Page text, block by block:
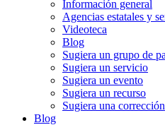
Información general
Agencias estatales y
Videoteca
Blog
Sugiera un grupo de
Sugiera un servicio
Sugiera un evento
Sugiera un recurso
Sugiera una corrección
Blog